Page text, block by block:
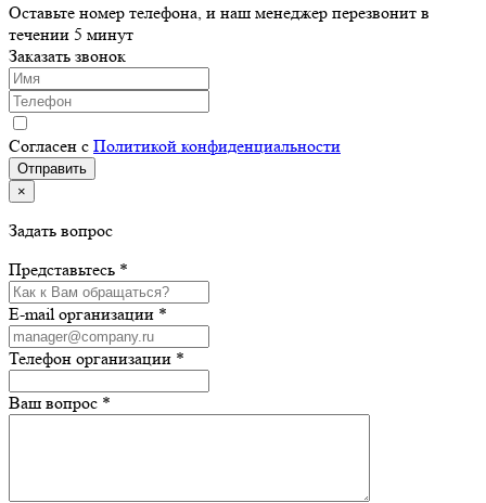
Оставьте номер телефона, и наш менеджер перезвонит в
течении 5 минут
Заказать звонок
Согласен с Политикой конфиденциальности
×
Задать вопрос
Представьтесь *
E-mail организации *
Телефон организации *
Ваш вопрос *